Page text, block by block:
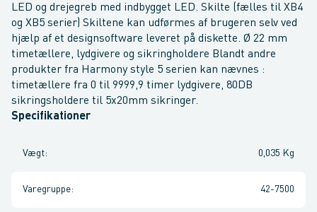
LED og drejegreb med indbygget LED. Skilte (fælles til XB4
og XB5 serier) Skiltene kan udførmes af brugeren selv ved
hjælp af et designsoftware leveret på diskette. Ø 22 mm
timetællere, lydgivere og sikringholdere Blandt andre
produkter fra Harmony style 5 serien kan nævnes :
timetællere fra 0 til 9999,9 timer lydgivere, 80DB
sikringsholdere til 5x20mm sikringer.
Specifikationer
Vægt: 0,035 Kg
Varegruppe: 42-7500